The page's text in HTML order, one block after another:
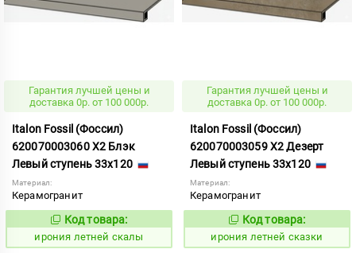
Гарантия лучшей цены и
доставка 0р. от 100 000р.
Italon Fossil (Фоссил)
620070003060 X2 Блэк
Левый ступень 33x120
Материал:
Керамогранит
1099716
Код товара:
ирония летней скалы
Гарантия лучшей цены и
доставка 0р. от 100 000р.
Italon Fossil (Фоссил)
620070003059 X2 Дезерт
Левый ступень 33x120
Материал:
Керамогранит
1099715
Код товара:
ирония летней сказки